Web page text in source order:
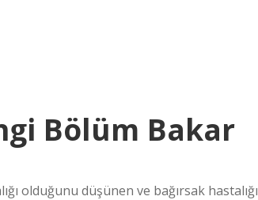
Bölüm Bakar
olduğunu düşünen ve bağırsak hastalığı